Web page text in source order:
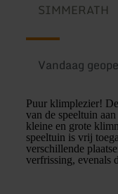
SIMMERATH
Vandaag
Puur klimplezier!
van de speeltuin
kleine en grote
speeltuin is vrij
verschillende
verfrissing, evenals